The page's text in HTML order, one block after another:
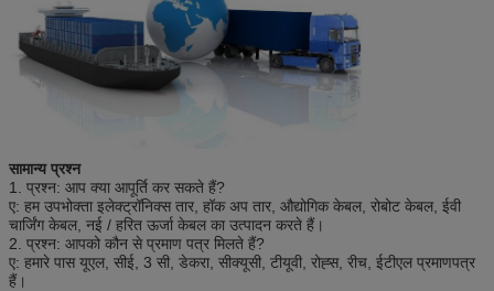
सामान्य प्रश्न
1. प्रश्न: आप क्या आपूर्ति कर सकते हैं?
ए: हम उपभोक्ता इलेक्ट्रॉनिक्स तार, हॉक अप तार, औद्योगिक केबल, रोबोट केबल, ईवी
चार्जिंग केबल, नई / हरित ऊर्जा केबल का उत्पादन करते हैं।
2. प्रश्न: आपको कौन से प्रमाण पत्र मिलते हैं?
ए: हमारे पास यूएल, सीई, 3 सी, डेकरा, सीक्यूसी, टीयूवी, रोह्स, रीच, ईटीएल प्रमाणपत्र
हैं।